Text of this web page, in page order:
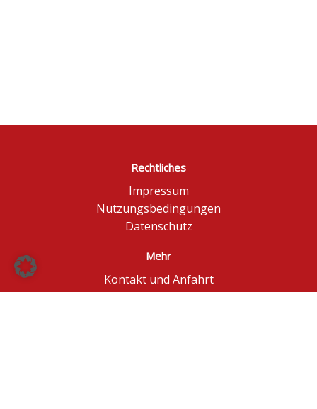
Rechtliches
Impressum
Nutzungsbedingungen
Datenschutz
Mehr
Kontakt und Anfahrt
Börse Düsseldorf